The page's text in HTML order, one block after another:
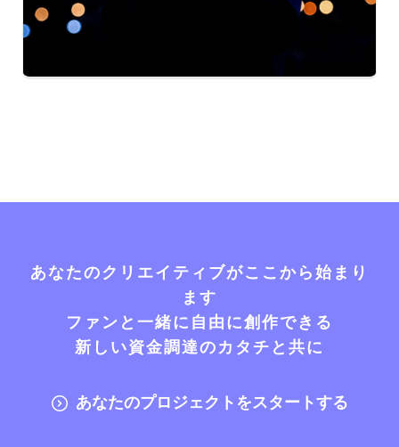
あなたのクリエイティブがここから始まり
ます
ファンと一緒に自由に創作できる
新しい資金調達のカタチと共に
あなたのプロジェクトをスタートする